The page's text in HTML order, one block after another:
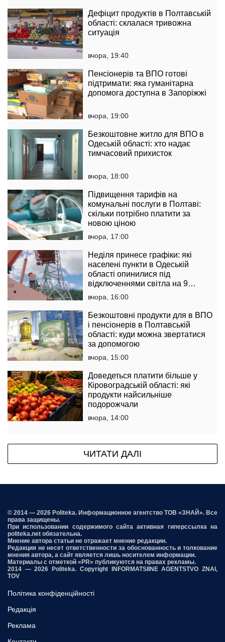
Дефіцит продуктів в Полтавській
області: склалася тривожна
ситуація
вчора, 19:40
Пенсіонерів та ВПО готові
підтримати: яка гуманітарна
допомога доступна в Запоріжжі
вчора, 19:00
Безкоштовне житло для ВПО в
Одеській області: хто надає
тимчасовий прихисток
вчора, 18:00
Підвищення тарифів на
комунальні послуги в Полтаві:
скільки потрібно платити за
новою ціною
вчора, 17:00
Неділя принесе графіки: які
населені пункти в Одеській
області опинилися під
відключеннями світла на 9
серпня
вчора, 16:00
Безкоштовні продукти для в ВПО
і пенсіонерів в Полтавській
області: куди можна звертатися
за допомогою
вчора, 15:00
Доведеться платити більше у
Кіровоградській області: які
продукти найсильніше
подорожчали
вчора, 14:00
ЧИТАТИ ДАЛІ
© 2014 — 2026 Politeka. Информационное агентство ТОВ «ЗНАЙ». Все
права защищены.
При использовании содержимого сайта активная гиперссылка на
politeka.net обязательна.
Мнение автора статьи не отражает мнение редакции.
Редакция не несет ответственности за обоснованность и толкование
мнения автора, а сайт является лишь носителем информации.
Материалы с отметкой «PR» публикуются на правах рекламы.
2014 — 2026 Politeka. Copyright INFORMATSIINE AGENTSTVO ZNAI,
TOV
Політика конфіденційності
Редакція
Реклама